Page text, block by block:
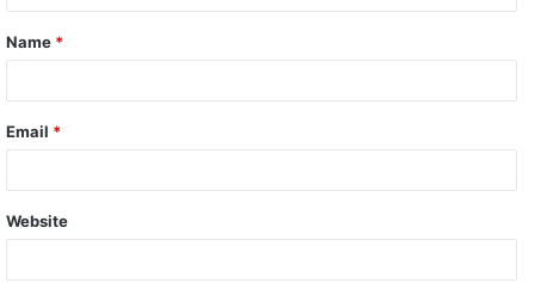
t
*
Name *
Email *
Website